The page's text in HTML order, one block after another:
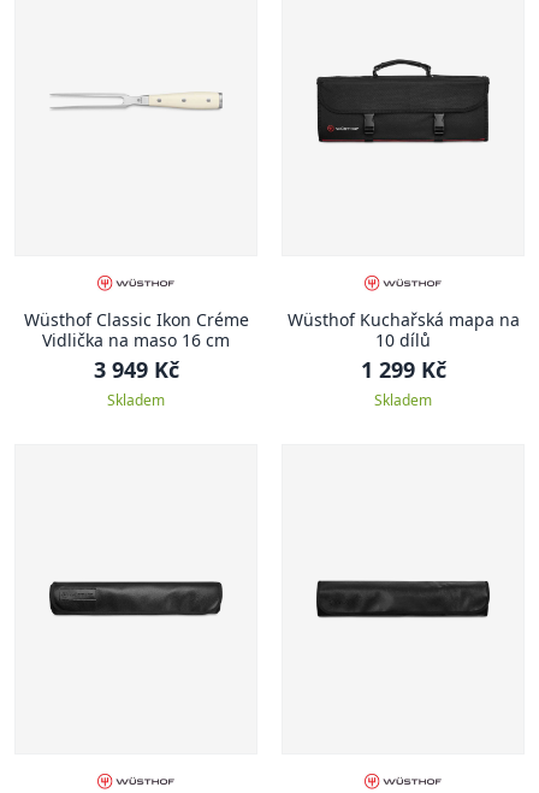
Wüsthof Classic Ikon Créme
Vidlička na maso 16 cm
3 949 Kč
Skladem
Wüsthof Kuchařská mapa na
10 dílů
1 299 Kč
Skladem